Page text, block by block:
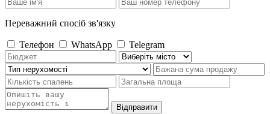
Переважний спосіб зв'язку
Телефон WhatsApp Telegram
Відправити